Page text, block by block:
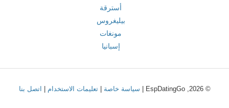
أسترقة
بيليغروس
مونغات
إسبانيا
© 2026, EspDatingGo | سياسة خاصة |تعليمات الاستخدام اتصل بنا